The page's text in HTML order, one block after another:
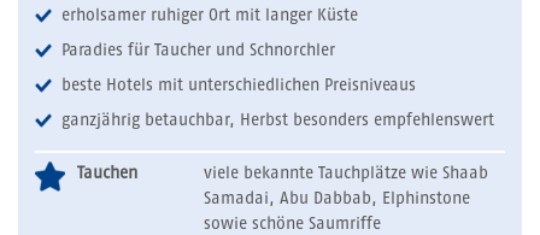
erholsamer ruhiger Ort mit langer Küste
Paradies für Taucher und Schnorchler
beste Hotels mit unterschiedlichen Preisniveaus
ganzjährig betauchbar, Herbst besonders empfehlenswert
Tauchen
viele bekannte Tauchplätze wie Shaab
Samadai, Abu Dabbab, Elphinstone
sowie schöne Saumriffe